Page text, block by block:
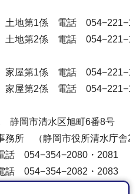
地第1係 電話
土地第2係 電話
屋第1係 電話
家屋第2係 電話
静岡市清水区旭町6番8号
務所 （静岡市役所清水庁舎2
054−354−2080・2081
054−354−2082・2083